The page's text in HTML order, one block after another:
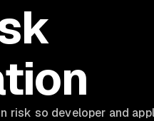
risk so developer and